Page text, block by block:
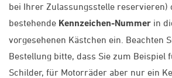
bei Ihrer Zulassungsstelle reservieren)
bestehende Kennzeichen-Nummer in
vorgesehenen Kästchen ein. Beachten
Bestellung bitte, dass Sie zum Beispiel
Schilder, für Motorräder aber nur ein